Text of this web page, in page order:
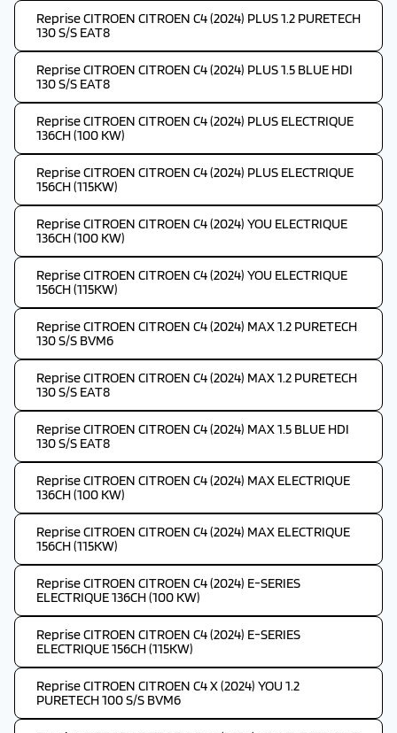
Reprise CITROEN CITROEN C4 (2024) PLUS 1.2 PURETECH
130 S/S EAT8
Reprise CITROEN CITROEN C4 (2024) PLUS 1.5 BLUE HDI
130 S/S EAT8
Reprise CITROEN CITROEN C4 (2024) PLUS ELECTRIQUE
136CH (100 KW)
Reprise CITROEN CITROEN C4 (2024) PLUS ELECTRIQUE
156CH (115KW)
Reprise CITROEN CITROEN C4 (2024) YOU ELECTRIQUE
136CH (100 KW)
Reprise CITROEN CITROEN C4 (2024) YOU ELECTRIQUE
156CH (115KW)
Reprise CITROEN CITROEN C4 (2024) MAX 1.2 PURETECH
130 S/S BVM6
Reprise CITROEN CITROEN C4 (2024) MAX 1.2 PURETECH
130 S/S EAT8
Reprise CITROEN CITROEN C4 (2024) MAX 1.5 BLUE HDI
130 S/S EAT8
Reprise CITROEN CITROEN C4 (2024) MAX ELECTRIQUE
136CH (100 KW)
Reprise CITROEN CITROEN C4 (2024) MAX ELECTRIQUE
156CH (115KW)
Reprise CITROEN CITROEN C4 (2024) E-SERIES
ELECTRIQUE 136CH (100 KW)
Reprise CITROEN CITROEN C4 (2024) E-SERIES
ELECTRIQUE 156CH (115KW)
Reprise CITROEN CITROEN C4 X (2024) YOU 1.2
PURETECH 100 S/S BVM6